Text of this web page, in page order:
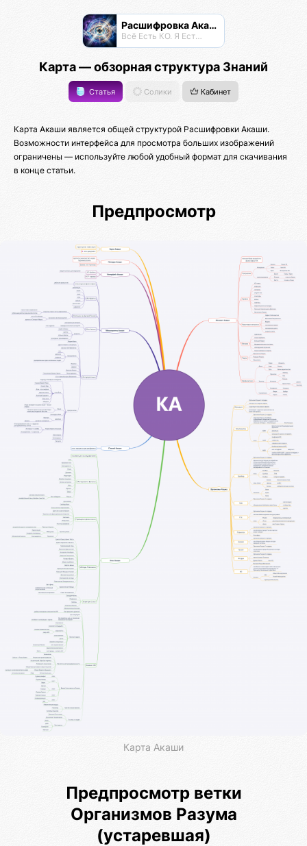
Расшифровка Акаши
Всё Есть КО. Я Есть КО.
Карта — обзорная структура Знаний
Статья Солики Кабинет
Карта Акаши является общей структурой Расшифровки Акаши.
Возможности интерфейса для просмотра больших изображений
ограничены — используйте любой удобный формат для скачивания
в конце статьи.
Предпросмотр
Карта Акаши
Предпросмотр ветки
Организмов Разума
(устаревшая)